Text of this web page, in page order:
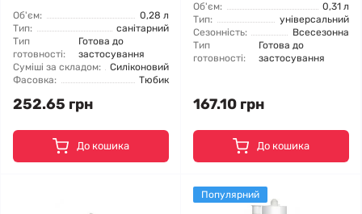
Об'єм:
0,28 л
Тип:
санітарний
Тип
готовності:
Готова до
застосування
Суміші за складом:
Силіконовий
Фасовка:
Тюбик
252.65 грн
До кошика
Об'єм:
0,31 л
Тип:
універсальний
Сезонність:
Всесезонна
Тип
готовності:
Готова до
застосування
167.10 грн
До кошика
Популярний